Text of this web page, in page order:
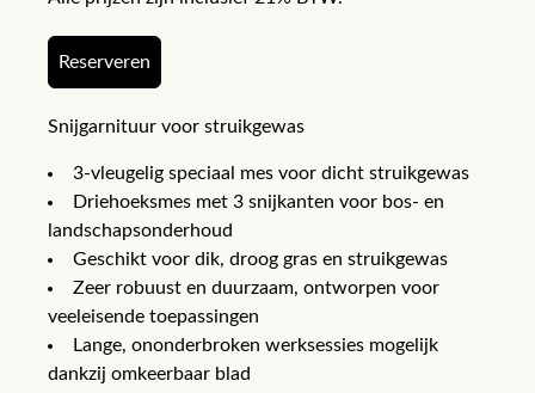
Reserveren
Snijgarnituur voor struikgewas
3-vleugelig speciaal mes voor dicht struikgewas
Driehoeksmes met 3 snijkanten voor bos- en
landschapsonderhoud
Geschikt voor dik, droog gras en struikgewas
Zeer robuust en duurzaam, ontworpen voor
veeleisende toepassingen
Lange, ononderbroken werksessies mogelijk
dankzij omkeerbaar blad